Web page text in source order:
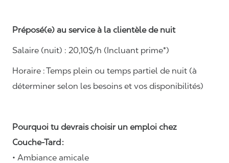
Préposé(e) au service à la clientèle de nuit
Salaire (nuit) : 20,10$/h (Incluant prime*)
Horaire :Temps plein ou temps partiel de nuit (à
déterminer selon les besoins et vos disponibilités)
Pourquoi tu devrais choisir un emploi chez
Couche-Tard :
• Ambiance amicale